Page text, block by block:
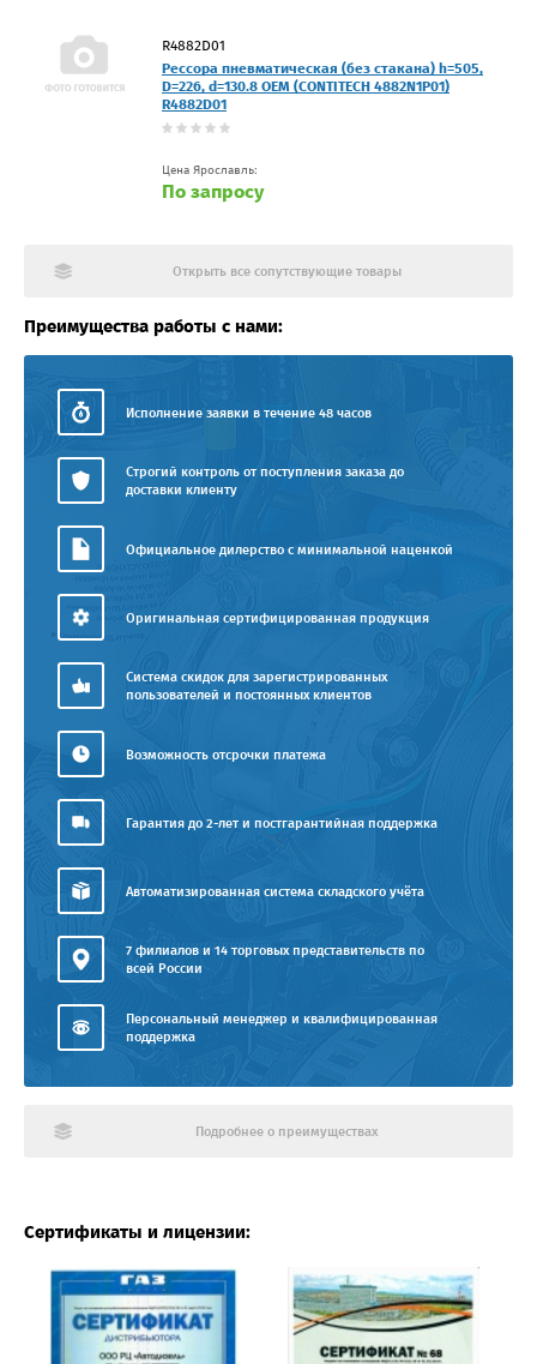
R4882D01
Рессора пневматическая (без стакана) h=505,
D=226, d=130.8 OEM (CONTITECH 4882N1P01)
R4882D01
Цена Ярославль:
По запросу
Открыть все сопутствующие товары
Преимущества работы с нами:
Исполнение заявки в течение 48 часов
Строгий контроль от поступления заказа до
доставки клиенту
Официальное дилерство с минимальной наценкой
Оригинальная сертифицированная продукция
Система скидок для зарегистрированных
пользователей и постоянных клиентов
Возможность отсрочки платежа
Гарантия до 2-лет и постгарантийная поддержка
Автоматизированная система складского учёта
7 филиалов и 14 торговых представительств по
всей России
Персональный менеджер и квалифицированная
поддержка
Подробнее о преимуществах
Сертификаты и лицензии: